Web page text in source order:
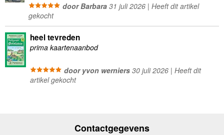
door Barbara31 juli 2026 | Heeft dit artikel
gekocht
heel tevreden
prima kaartenaanbod
door yvon werniers30 juli 2026 | Heeft dit
artikel gekocht
Contactgegevens